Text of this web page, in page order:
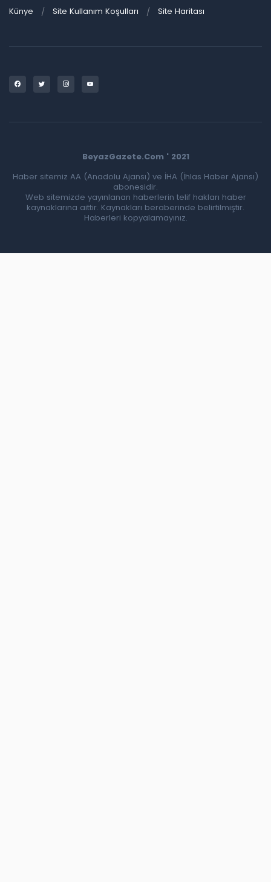
Künye Site Kullanım Koşulları Site Haritası
BeyazGazete.Com ' 2021
Haber sitemiz AA (Anadolu Ajansı) ve İHA (İhlas Haber Ajansı)
abonesidir.
Web sitemizde yayınlanan haberlerin telif hakları haber
kaynaklarına aittir. Kaynakları beraberinde belirtilmiştir.
Haberleri kopyalamayınız.